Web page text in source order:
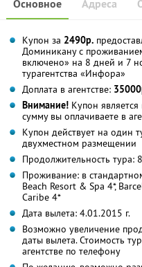
Основное Адреса
Купон за 2490р.
Доминикану с
включено» на 8 дней и 7
турагентства «Инфора»
Доплата в агентстве:
Внимание! Купон
сумму вы оплачиваете в
Купон действует на один
двухместном размещении
Продолжительность тура:
Проживание: в
Beach Resort & Spa 4*,
Caribe 4*
Дата вылета: 4.01.2015 г.
Возможно увеличение
даты вылета. Стоимость
агентстве по телефону